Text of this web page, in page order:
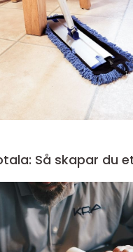
Så skapar du